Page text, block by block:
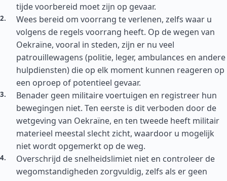
tijde voorbereid moet zijn op gevaar.
Wees bereid om voorrang te verlenen, zelfs waar u
volgens de regels voorrang heeft. Op de wegen van
Oekraïne, vooral in steden, zijn er nu veel
patrouillewagens (politie, leger, ambulances en andere
hulpdiensten) die op elk moment kunnen reageren op
een oproep of potentieel gevaar.
Benader geen militaire voertuigen en registreer hun
bewegingen niet. Ten eerste is dit verboden door de
wetgeving van Oekraïne, en ten tweede heeft militair
materieel meestal slecht zicht, waardoor u mogelijk
niet wordt opgemerkt op de weg.
Overschrijd de snelheidslimiet niet en controleer de
wegomstandigheden zorgvuldig, zelfs als er geen